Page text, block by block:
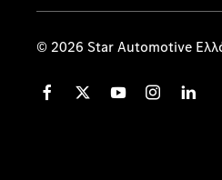
© 2026 Star Automotive